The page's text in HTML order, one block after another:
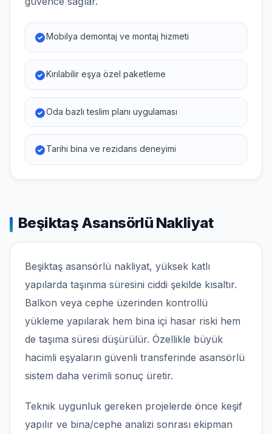
Mobilya demontaj ve montaj hizmeti
Kırılabilir eşya özel paketleme
Oda bazlı teslim planı uygulaması
Tarihi bina ve rezidans deneyimi
Beşiktaş Asansörlü Nakliyat
Beşiktaş asansörlü nakliyat, yüksek katlı
yapılarda taşınma süresini ciddi şekilde kısaltır.
Balkon veya cephe üzerinden kontrollü
yükleme yapılarak hem bina içi hasar riski hem
de taşıma süresi düşürülür. Özellikle büyük
hacimli eşyaların güvenli transferinde asansörlü
sistem daha verimli sonuç üretir.
Teknik uygunluk gereken projelerde önce keşif
yapılır ve bina/cephe analizi sonrası ekipman